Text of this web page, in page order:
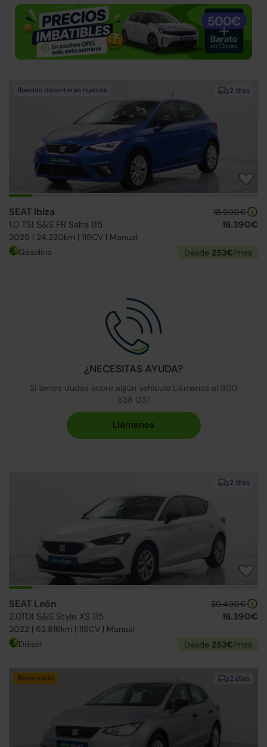
2 días
Ruedas delanteras nuevas
SEAT Ibiza
1.0 TSI S&S FR Salta 115
2025 | 24.220km | 115CV | Manual
18.990€
16.390€
Gasolina Desde 253€/mes
¿NECESITAS AYUDA?
Si tienes dudas sobre algún vehículo Llámanos al 900
838 037
2 días
SEAT León
2.0TDI S&S Style XS 115
2022 | 62.816km | 115CV | Manual
20.490€
16.390€
Diésel Desde 253€/mes
2 días
Reservado